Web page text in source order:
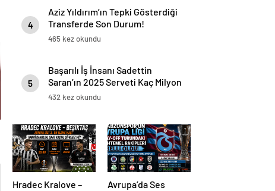
4
Aziz Yıldırım’ın Tepki Gösterdiği
Transferde Son Durum!
Oyuncunun Geleceği Belli Oldu
465 kez okundu
5
Başarılı İş İnsanı Sadettin
Saran’ın 2025 Serveti Kaç Milyon
TL ve Dolar?
432 kez okundu
Hradec Kralove –
Avrupa’da Ses